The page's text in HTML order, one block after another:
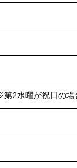
2水曜が祝日の場